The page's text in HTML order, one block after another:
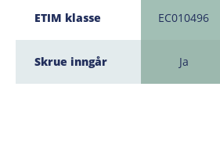
ETIM klasse
Skrue inngår
EC010496
Ja